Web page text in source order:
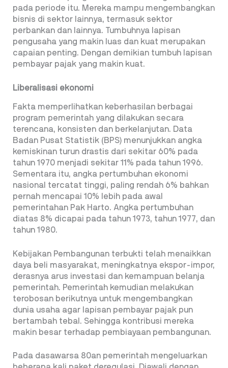
pada periode itu. Mereka mampu mengembangkan
bisnis di sektor lainnya, termasuk sektor
perbankan dan lainnya. Tumbuhnya lapisan
pengusaha yang makin luas dan kuat merupakan
capaian penting. Dengan demikian tumbuh lapisan
pembayar pajak yang makin kuat.
Liberalisasi ekonomi
Fakta memperlihatkan keberhasilan berbagai
program pemerintah yang dilakukan secara
terencana, konsisten dan berkelanjutan. Data
Badan Pusat Statistik (BPS) menunjukkan angka
kemiskinan turun drastis dari sekitar 60% pada
tahun 1970 menjadi sekitar 11% pada tahun 1996.
Sementara itu, angka pertumbuhan ekonomi
nasional tercatat tinggi, paling rendah 6% bahkan
pernah mencapai 10% lebih pada awal
pemerintahan Pak Harto. Angka pertumbuhan
diatas 8% dicapai pada tahun 1973, tahun 1977, dan
tahun 1980.
Kebijakan Pembangunan terbukti telah menaikkan
daya beli masyarakat, meningkatnya ekspor-impor,
derasnya arus investasi dan kemampuan belanja
pemerintah. Pemerintah kemudian melakukan
terobosan berikutnya untuk mengembangkan
dunia usaha agar lapisan pembayar pajak pun
bertambah tebal. Sehingga kontribusi mereka
makin besar terhadap pembiayaan pembangunan.
Pada dasawarsa 80an pemerintah mengeluarkan